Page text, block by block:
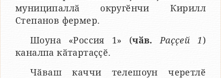
муниципаллӑ округӗнчи Кирилл
Степанов фермер.
Шоуна «Россия 1» (чӑв. Раҫҫей 1)
каналпа кӑтартаҫҫӗ.
Чӑваш каччи телешоун черетлӗ